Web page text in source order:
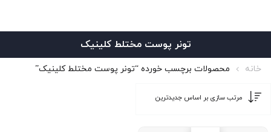
تونر پوست مختلط کلینیک
خانه محصولات برچسب خورده “تونر پوست مختلط کلینیک”